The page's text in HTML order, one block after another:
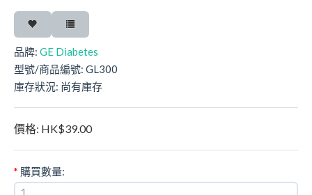
品牌: GE Diabetes
型號/商品編號: GL300
庫存狀況: 尚有庫存
價格: HK$39.00
* 購買數量: